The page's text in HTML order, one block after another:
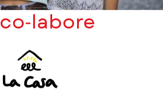
co‑labore